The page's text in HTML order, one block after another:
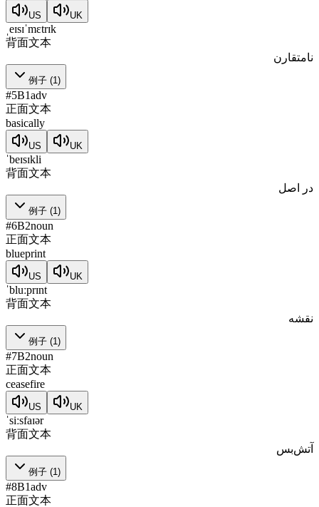
US UK
ˌeɪsɪˈmɛtrɪk
背面文本
نامتقارن
例子 (1)
#5B1adv
正面文本
basically
US UK
ˈbeɪsɪkli
背面文本
در اصل
例子 (1)
#6B2noun
正面文本
blueprint
US UK
ˈbluːprɪnt
背面文本
نقشه
例子 (1)
#7B2noun
正面文本
ceasefire
US UK
ˈsiːsfaɪər
背面文本
آتش‌بس
例子 (1)
#8B1adv
正面文本